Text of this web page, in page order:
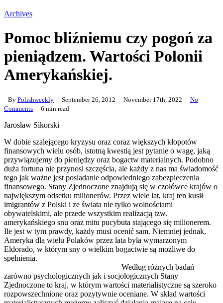
Archives
Pomoc bliźniemu czy pogoń za
pieniądzem. Wartości Polonii
Amerykańskiej.
By Polishweekly September 26, 2012 November 17th, 2022
No
Comments
6 min read
Jarosław Sikorski
W dobie szalejącego kryzysu oraz coraz większych kłopotów
finansowych wielu osób, istotną kwestią jest pytanie o wagę, jaką
przywiązujemy do pieniędzy oraz bogactw materialnych. Podobno
duża fortuna nie przynosi szczęścia, ale każdy z nas ma świadomość
tego jak ważne jest posiadanie odpowiedniego zabezpieczenia
finansowego. Stany Zjednoczone znajdują się w czołówce krajów o
największym odsetku milionerów. Przez wiele lat, kraj ten kusił
imigrantów z Polski i ze świata nie tylko wolnościami
obywatelskimi, ale przede wszystkim realizacją tzw.
amerykańskiego snu oraz mitu pucybuta stającego się milionerem.
Ile jest w tym prawdy, każdy musi ocenić sam. Niemniej jednak,
Ameryka dla wielu Polaków przez lata była wymarzonym
Eldorado, w którym sny o wielkim bogactwie są możliwe do
spełnienia.
Według różnych badań
zarówno psychologicznych jak i socjologicznych Stany
Zjednoczone to kraj, w którym wartości materialistyczne są szeroko
rozpowszechnione oraz pozytywnie oceniane. W skład wartości